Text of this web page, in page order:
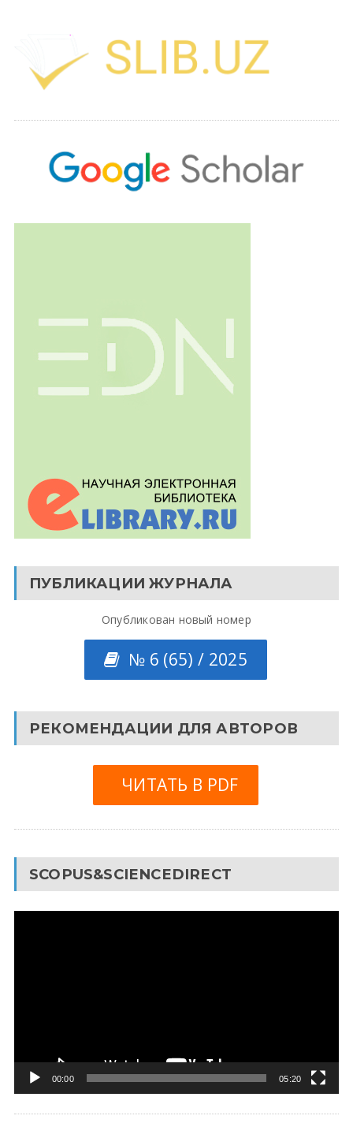
ПУБЛИКАЦИИ ЖУРНАЛА
Опубликован новый номер
№ 6 (65) / 2025
РЕКОМЕНДАЦИИ ДЛЯ АВТОРОВ
ЧИТАТЬ В PDF
SCOPUS&SCIENCEDIRECT
00:00 05:20